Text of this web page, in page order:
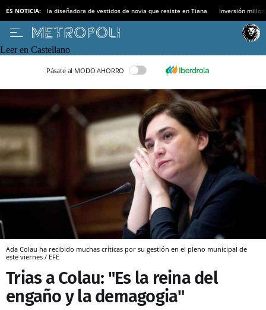
ES NOTICIA: la diseñadora de vestidos de novia que resiste en Tiana Inversión
Leer en Castellano
Pásate al MODO AHORRO
Ada Colau ha recibido muchas críticas por su gestión en el pleno municipal de
este viernes / EFE
Trias a Colau: "Es la reina del
engaño y la demagogia"